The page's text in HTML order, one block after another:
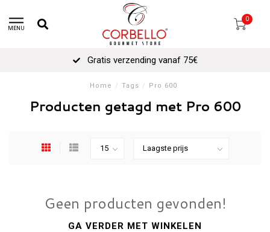
MENU
0
Gratis verzending vanaf 75€
Home / Tags / Pro 600
Producten getagd met Pro 600
Geen producten gevonden!
GA VERDER MET WINKELEN